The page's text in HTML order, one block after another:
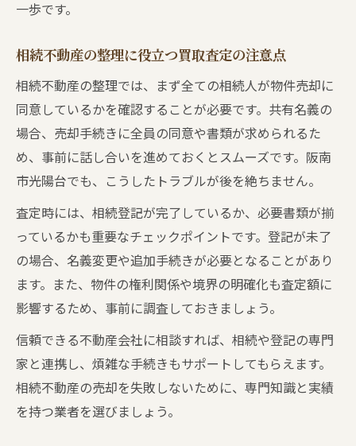
一歩です。
相続不動産の整理に役立つ買取査定の注意点
相続不動産の整理では、まず全ての相続人が物件売却に
同意しているかを確認することが必要です。共有名義の
場合、売却手続きに全員の同意や書類が求められるた
め、事前に話し合いを進めておくとスムーズです。阪南
市光陽台でも、こうしたトラブルが後を絶ちません。
査定時には、相続登記が完了しているか、必要書類が揃
っているかも重要なチェックポイントです。登記が未了
の場合、名義変更や追加手続きが必要となることがあり
ます。また、物件の権利関係や境界の明確化も査定額に
影響するため、事前に調査しておきましょう。
信頼できる不動産会社に相談すれば、相続や登記の専門
家と連携し、煩雑な手続きもサポートしてもらえます。
相続不動産の売却を失敗しないために、専門知識と実績
を持つ業者を選びましょう。